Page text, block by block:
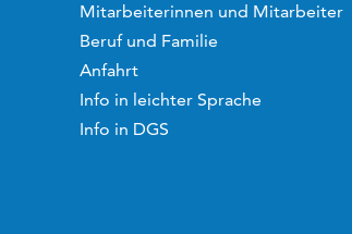
Mitarbeiterinnen und Mitarbeiter
Beruf und Familie
Anfahrt
Info in leichter Sprache
Info in DGS